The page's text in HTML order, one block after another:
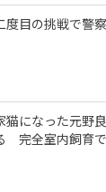
度目の挑戦で警
猫になった元野
完全室内飼育